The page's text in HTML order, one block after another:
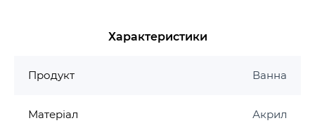
Країна виробник – Польща.
Характеристики
Продукт Ванна
Матеріал Акрил